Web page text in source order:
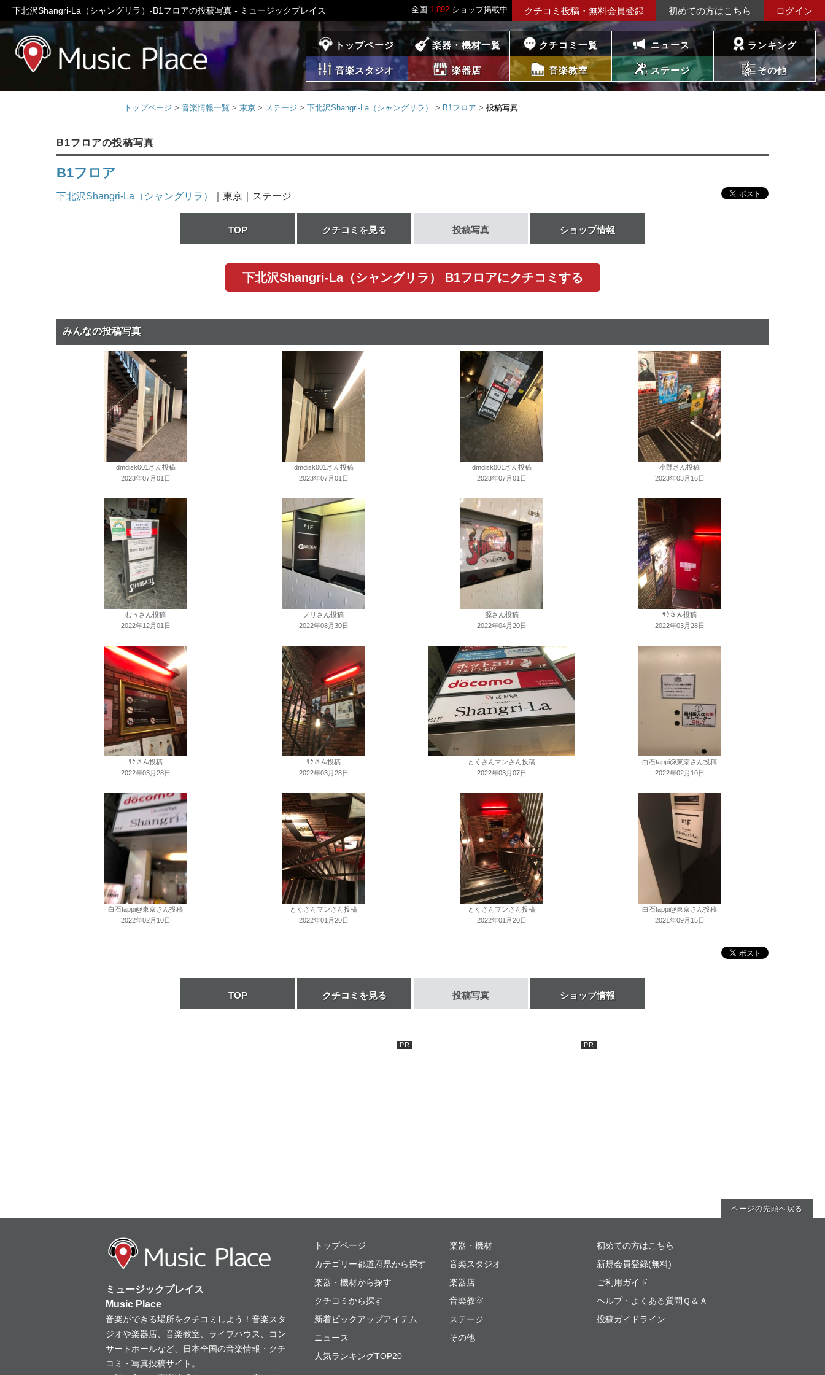
全国 1,892 ショップ掲載中 クチコミ投稿・無料会員登録 初めての方はこちら ログイン
下北沢Shangri-La（シャングリラ）-B1フロアの投稿写真 - ミュージックプレイス
ミュージックプレイス トップページ 楽器・機材一覧 クチコミ一覧 ニュース ランキング
音楽スタジオ 楽器店 音楽教室 ステージ その他
トップページ 音楽情報一覧 東京 ステージ 下北沢Shangri-La（シャングリラ） B1フロア 投稿写真
B1フロアの投稿写真
B1フロア
下北沢Shangri-La（シャングリラ） ｜東京｜ステージ
TOP クチコミを見る 投稿写真 ショップ情報
下北沢Shangri-La（シャングリラ） B1フロアにクチコミする
みんなの投稿写真
dmdisk001さん投稿
2023年07月01日
dmdisk001さん投稿
2023年07月01日
dmdisk001さん投稿
2023年07月01日
小野さん投稿
2023年03月16日
むぅさん投稿
2022年12月01日
ノリさん投稿
2022年08月30日
源さん投稿
2022年04月20日
ｻｸさん投稿
2022年03月28日
ｻｸさん投稿
2022年03月28日
ｻｸさん投稿
2022年03月28日
とくさんマンさん投稿
2022年03月07日
白石tappi@東京さん投稿
2022年02月10日
白石tappi@東京さん投稿
2022年02月10日
とくさんマンさん投稿
2022年01月20日
とくさんマンさん投稿
2022年01月20日
白石tappi@東京さん投稿
2021年09月15日
TOP クチコミを見る 投稿写真 ショップ情報
ページの先頭へ戻る
ミュージックプレイス
ミュージックプレイス
Music Place
音楽ができる場所をクチコミしよう！音楽スタ
ジオや楽器店、音楽教室、ライブハウス、コン
サートホールなど、日本全国の音楽情報・クチ
コミ・写真投稿サイト。
トップページ
カテゴリー都道府県から探す
楽器・機材から探す
クチコミから探す
新着ピックアップアイテム
ニュース
人気ランキングTOP20
楽器・機材
音楽スタジオ
楽器店
音楽教室
ステージ
その他
初めての方はこちら
新規会員登録(無料)
ご利用ガイド
ヘルプ・よくある質問Ｑ＆Ａ
投稿ガイドライン